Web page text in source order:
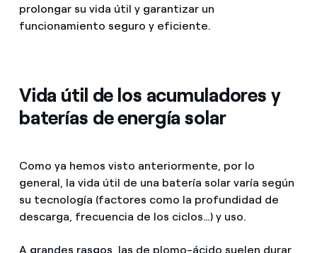
prolongar su vida útil y garantizar un
funcionamiento seguro y eficiente.
Vida útil de los acumuladores y
baterías de energía solar
Como ya hemos visto anteriormente, por lo
general, la vida útil de una batería solar varía según
su tecnología (factores como la profundidad de
descarga, frecuencia de los ciclos…) y uso.
A grandes rasgos, las de plomo-ácido suelen durar